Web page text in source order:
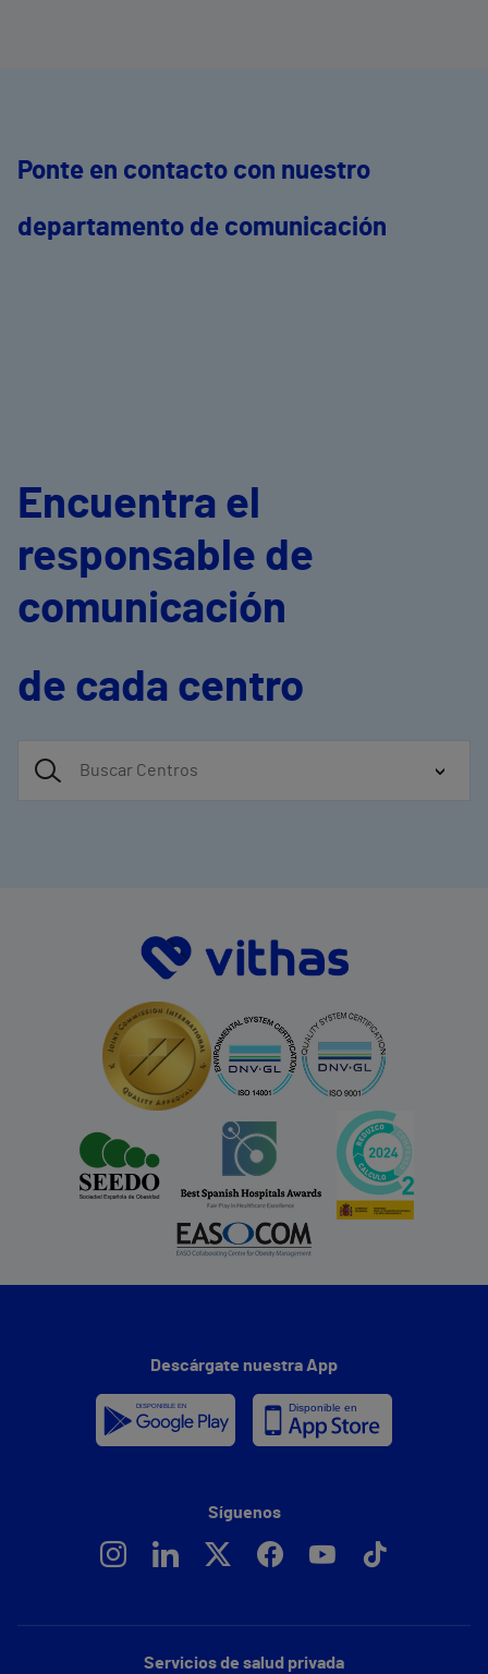
Ponte en contacto con nuestro
departamento de comunicación
Encuentra el
responsable de
comunicación
de cada centro
Servicios de salud privada
Descárgate nuestra App
Síguenos